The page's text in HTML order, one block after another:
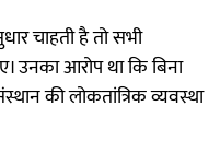
चाहती है तो सभी
उनका आरोप था कि बिना
की लोकतांत्रिक व्यवस्था